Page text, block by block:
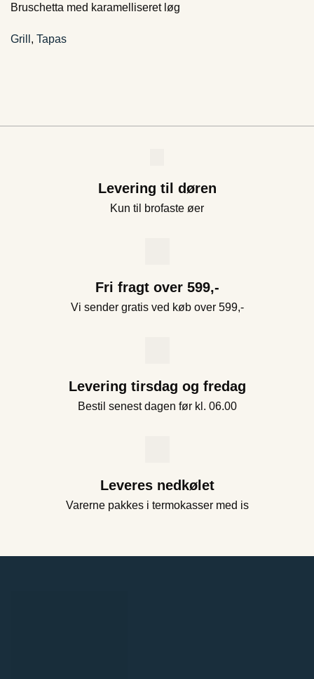
Bruschetta med karamelliseret løg
Grill , Tapas
Levering til døren
Kun til brofaste øer
Fri fragt over 599,-
Vi sender gratis ved køb over 599,-
Levering tirsdag og fredag
Bestil senest dagen før kl. 06.00
Leveres nedkølet
Varerne pakkes i termokasser med is